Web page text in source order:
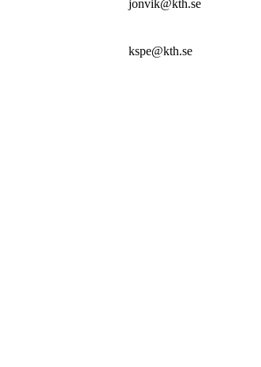
jonvik@kth.se
kspe@kth.se